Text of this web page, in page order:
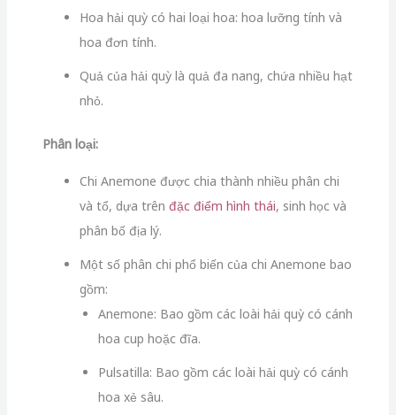
Hoa hải quỳ có hai loại hoa: hoa lưỡng tính và
hoa đơn tính.
Quả của hải quỳ là quả đa nang, chứa nhiều hạt
nhỏ.
Phân loại:
Chi Anemone được chia thành nhiều phân chi
và tổ, dựa trên đặc điểm hình thái, sinh học và
phân bố địa lý.
Một số phân chi phổ biến của chi Anemone bao
gồm:
Anemone: Bao gồm các loài hải quỳ có cánh
hoa cup hoặc đĩa.
Pulsatilla: Bao gồm các loài hải quỳ có cánh
hoa xẻ sâu.